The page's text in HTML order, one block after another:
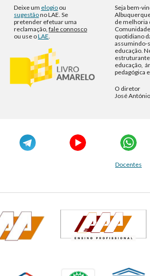
Deixe um elogio ou
sugestãono LAE. Se
pretender efetuar uma
reclamação,fale connosco
ou use oLAE.
Seja bem-
de melhoria
quotidiano
assumindo-
educação.
educação,
pedagógica
O diretor
José
Docentes